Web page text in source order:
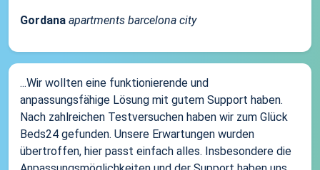
Gordana apartments barcelona city
...Wir wollten eine funktionierende und
anpassungsfähige Lösung mit gutem Support haben.
Nach zahlreichen Testversuchen haben wir zum Glück
Beds24 gefunden. Unsere Erwartungen wurden
übertroffen, hier passt einfach alles. Insbesondere die